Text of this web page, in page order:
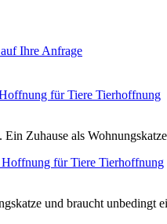
Ihre Anfrage
Zuhause als
und braucht unbedingt